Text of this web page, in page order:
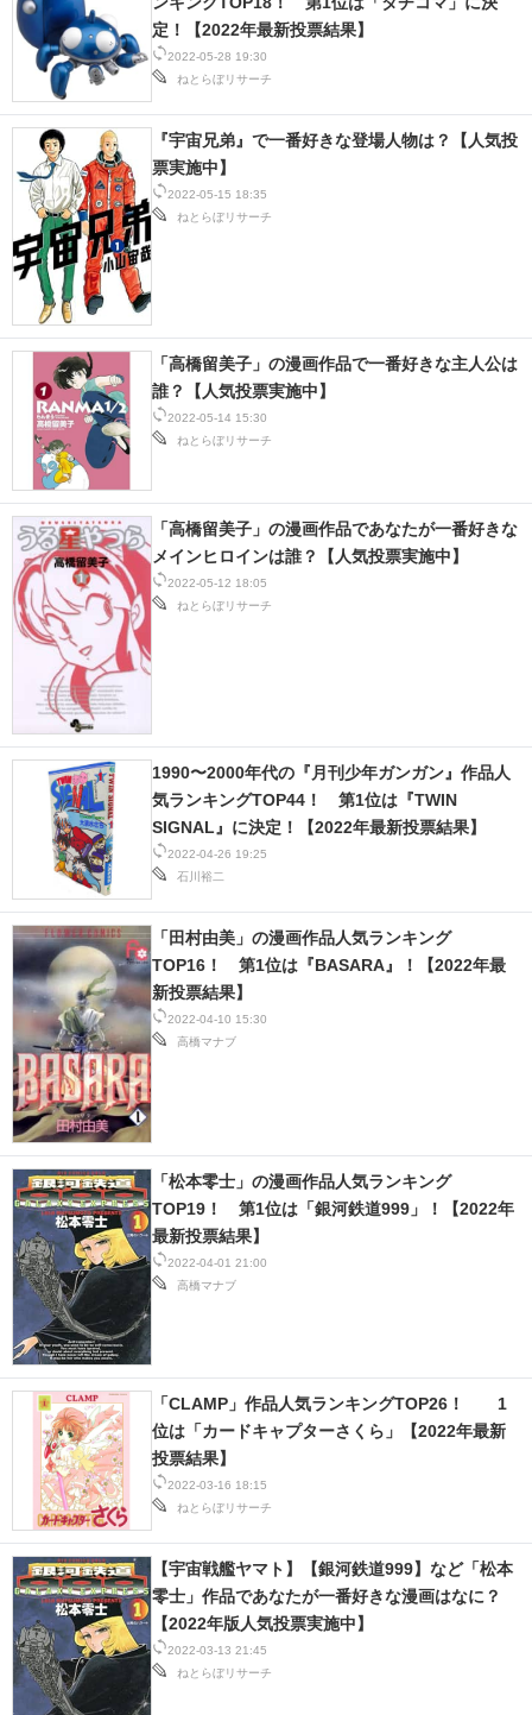
2022-05-28 19:30
ねとらぼリサーチ
定！【2022年最新投票結果】
2022-05-15 18:35
ねとらぼリサーチ
『宇宙兄弟』で一番好きな登場人物は？【人気投
票実施中】
2022-05-14 15:30
ねとらぼリサーチ
「高橋留美子」の漫画作品で一番好きな主人公は
誰？【人気投票実施中】
2022-05-12 18:05
ねとらぼリサーチ
「高橋留美子」の漫画作品であなたが一番好きな
メインヒロインは誰？【人気投票実施中】
2022-04-26 19:25
石川裕二
1990〜2000年代の『月刊少年ガンガン』作品人
気ランキングTOP44！ 第1位は『TWIN
SIGNAL』に決定！【2022年最新投票結果】
2022-04-10 15:30
高橋マナブ
「田村由美」の漫画作品人気ランキング
TOP16！ 第1位は『BASARA』！【2022年最
新投票結果】
2022-04-01 21:00
高橋マナブ
「松本零士」の漫画作品人気ランキング
TOP19！ 第1位は「銀河鉄道999」！【2022年
最新投票結果】
2022-03-16 18:15
ねとらぼリサーチ
「CLAMP」作品人気ランキングTOP26！ 1
位は「カードキャプターさくら」【2022年最新
投票結果】
2022-03-13 21:45
ねとらぼリサーチ
【宇宙戦艦ヤマト】【銀河鉄道999】など「松本
零士」作品であなたが一番好きな漫画はなに？
【2022年版人気投票実施中】